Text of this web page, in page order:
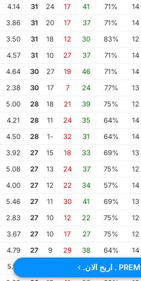
14
71%
41
17
24
31
4.14
14
71%
37
17
20
31
3.86
12
83%
30
12
18
31
3.50
14
71%
37
27
10
31
4.57
14
71%
46
19
27
30
4.64
13
77%
24
7
17
30
2.38
12
75%
39
21
18
28
5.00
14
64%
35
24
11
28
4.21
14
64%
31
32
-1
28
4.50
13
69%
33
18
15
27
3.92
12
75%
37
24
13
27
5.08
14
57%
34
22
12
27
4.00
13
69%
41
30
11
27
5.46
12
75%
22
12
10
27
2.83
12
75%
27
17
10
27
3.67
14
64%
38
29
9
27
4.79
14
64%
33
5.14